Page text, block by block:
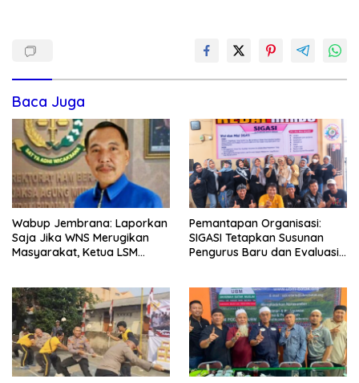
Baca Juga
Wabup Jembrana: Laporkan
Saja Jika WNS Merugikan
Masyarakat, Ketua LSM
Anggota Kelompok Ahli
Pemkab
Pemantapan Organisasi:
SIGASI Tetapkan Susunan
Pengurus Baru dan Evaluasi